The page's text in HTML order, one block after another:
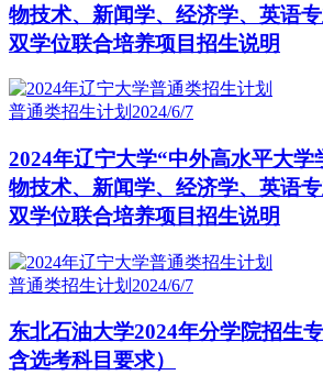
物技术、新闻学、经济学、英语
双学位联合培养项目招生说明
普通类招生计划 2024/6/7
2024年辽宁大学“中外高水平大学
物技术、新闻学、经济学、英语
双学位联合培养项目招生说明
普通类招生计划 2024/6/7
东北石油大学2024年分学院招生
含选考科目要求）